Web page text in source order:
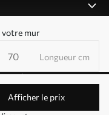
votre mur
Longueur cm
Afficher le prix
aux cookies
push
Exploité par
PL9223057591.